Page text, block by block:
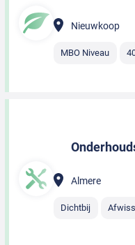
Nieuwkoop
MBO Niveau
Almere
Dichtbij